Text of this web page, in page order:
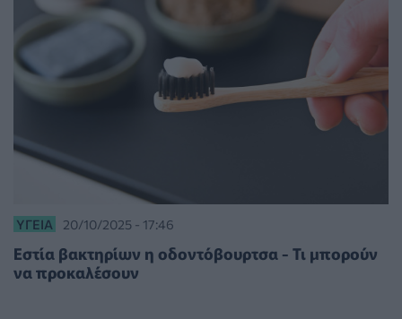
ΥΓΕΊΑ 20/10/2025 - 17:46
Εστία βακτηρίων η οδοντόβουρτσα - Τι μπορούν
να προκαλέσουν